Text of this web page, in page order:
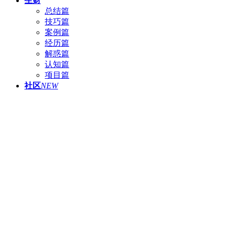
总结篇
技巧篇
案例篇
经历篇
解惑篇
认知篇
项目篇
社区NEW